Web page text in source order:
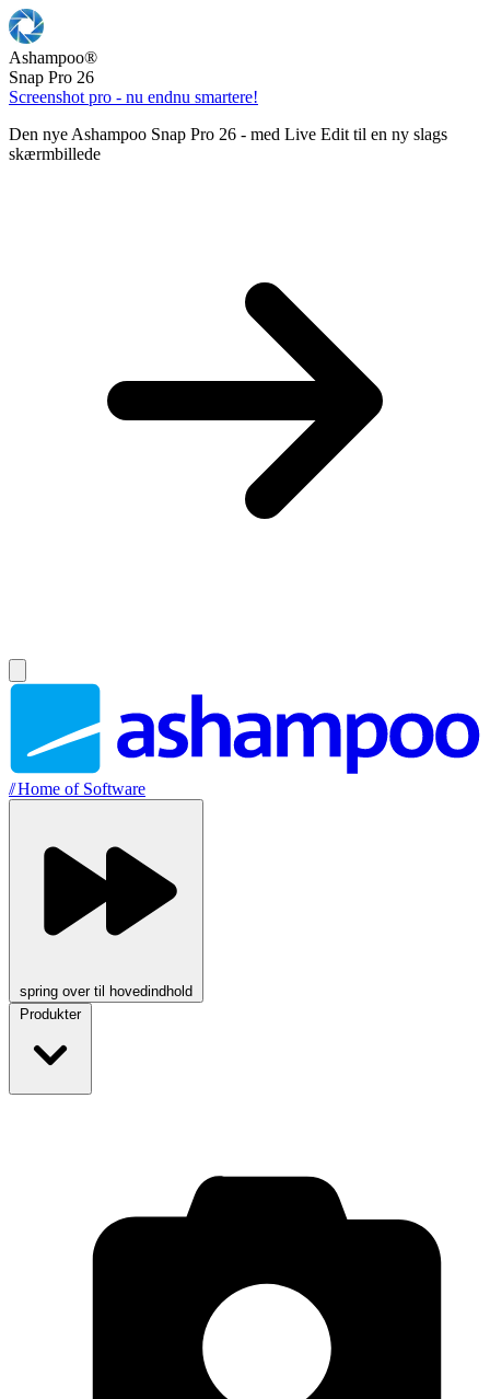
Ashampoo®
Snap Pro 26
Screenshot pro - nu endnu smartere!
Den nye Ashampoo Snap Pro 26 - med Live Edit til en ny slags
skærmbillede
//Home of Software
spring over til hovedindhold
Produkter